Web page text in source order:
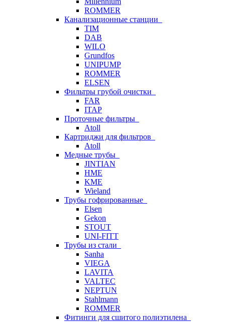
ROMMER
Канализационные станции
TIM
DAB
WILO
Grundfos
UNIPUMP
ROMMER
ELSEN
Фильтры грубой очистки
FAR
ITAP
Проточные фильтры
Atoll
Картриджи для фильтров
Atoll
Медные трубы
JINTIAN
HME
KME
Wieland
Трубы гофрированные
Elsen
Gekon
STOUT
UNI-FITT
Трубы из стали
Sanha
VIEGA
LAVITA
VALTEC
NEPTUN
Stahlmann
ROMMER
Фитинги для сшитого полиэтилена